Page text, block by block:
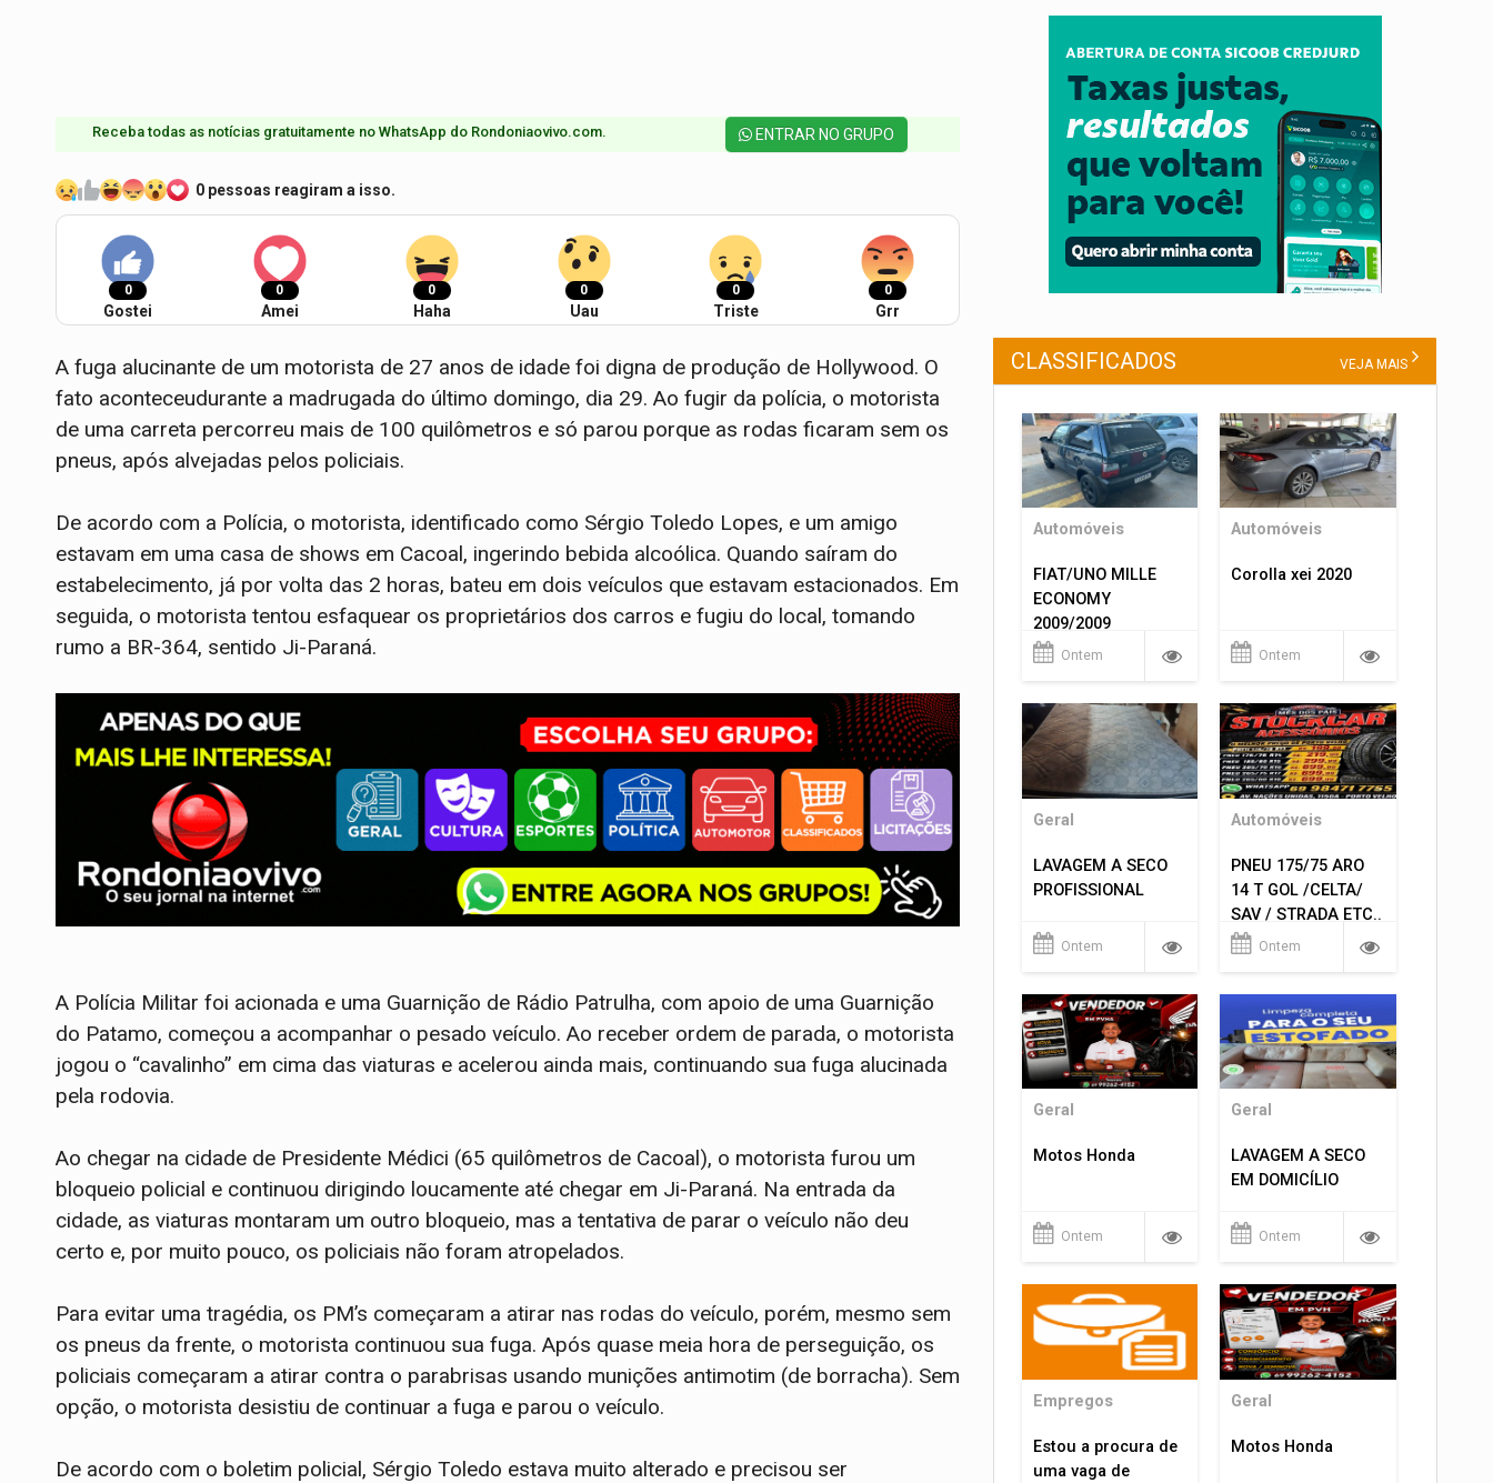
Receba todas as notícias gratuitamente no WhatsApp do Rondoniaovivo.com.​ ENTRAR NO GRUPO
0 pessoas reagiram a isso.
0
Gostei
0
Amei
0
Haha
0
Uau
0
Triste
0
Grr
A fuga alucinante de um motorista de 27 anos de idade foi digna de produção de Hollywood. O
fato aconteceudurante a madrugada do último domingo, dia 29. Ao fugir da polícia, o motorista
de uma carreta percorreu mais de 100 quilômetros e só parou porque as rodas ficaram sem os
pneus, após alvejadas pelos policiais.
De acordo com a Polícia, o motorista, identificado como Sérgio Toledo Lopes, e um amigo
estavam em uma casa de shows em Cacoal, ingerindo bebida alcoólica. Quando saíram do
estabelecimento, já por volta das 2 horas, bateu em dois veículos que estavam estacionados. Em
seguida, o motorista tentou esfaquear os proprietários dos carros e fugiu do local, tomando
rumo a BR-364, sentido Ji-Paraná.
A Polícia Militar foi acionada e uma Guarnição de Rádio Patrulha, com apoio de uma Guarnição
do Patamo, começou a acompanhar o pesado veículo. Ao receber ordem de parada, o motorista
jogou o “cavalinho” em cima das viaturas e acelerou ainda mais, continuando sua fuga alucinada
pela rodovia.
Ao chegar na cidade de Presidente Médici (65 quilômetros de Cacoal), o motorista furou um
bloqueio policial e continuou dirigindo loucamente até chegar em Ji-Paraná. Na entrada da
cidade, as viaturas montaram um outro bloqueio, mas a tentativa de parar o veículo não deu
certo e, por muito pouco, os policiais não foram atropelados.
Para evitar uma tragédia, os PM’s começaram a atirar nas rodas do veículo, porém, mesmo sem
os pneus da frente, o motorista continuou sua fuga. Após quase meia hora de perseguição, os
policiais começaram a atirar contra o parabrisas usando munições antimotim (de borracha). Sem
opção, o motorista desistiu de continuar a fuga e parou o veículo.
De acordo com o boletim policial, Sérgio Toledo estava muito alterado e precisou ser
CLASSIFICADOS VEJA MAIS
Automóveis
FIAT/UNO MILLE
ECONOMY
2009/2009
Ontem
Automóveis
Corolla xei 2020
Ontem
Geral
LAVAGEM A SECO
PROFISSIONAL
Ontem
Automóveis
PNEU 175/75 ARO
14 T GOL /CELTA/
SAV / STRADA ETC..
R$ 219,99
Ontem
Geral
Motos Honda
Ontem
Geral
LAVAGEM A SECO
EM DOMICÍLIO
Ontem
Empregos
Estou a procura de
uma vaga de
Geral
Motos Honda